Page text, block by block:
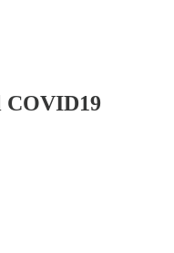
COVID19